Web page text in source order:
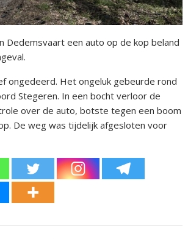
Dedemsvaart een auto op de kop beland
ongedeerd. Het ongeluk gebeurde rond
Stegeren. In een bocht verloor de
over de auto, botste tegen een boom
De weg was tijdelijk afgesloten voor